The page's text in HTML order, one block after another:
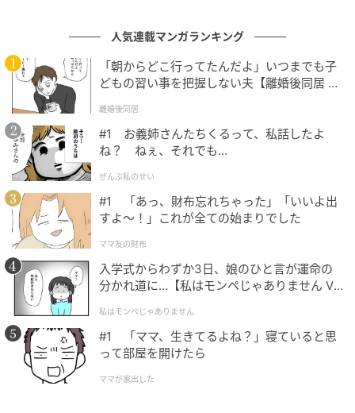
甘さも澄みも捨てた低い踏み込み
相川七瀬の睨みつけるような芯のある低めの声が、強
い圧の伴奏に飲み込まれずに乗ってくる。きれいに澄
ませる方向ではない。少しかすれて低く、地面を踏み
しめるように出てくる発声で、甘さで聴かせる気がま
ったくない。
リフと声がぶつかり合うあの並走を成立させているの
は、この発声の重心の低さだ。声がもう一段甘けれ
ば、伴奏に飲まれてしまう。もう一段澄んでいれば、
ぶつかり合いではなく上澄みのきれいな滑走になる。
踏み込む声だからこそ、リフと対等に渡り合える。
整える前に走り出してしまうような若さの熱が、曲の
人気連載マンガランキング
「朝からどこ行ってたんだよ」いつまでも子
どもの習い事を把握しない夫【離婚後同居 Vo
離婚後同居
#1 お義姉さんたちくるって、私話したよ
ね？ ねぇ、それでも…
ぜんぶ私のせい
#1 「あっ、財布忘れちゃった」「いいよ出
すよ〜！」これが全ての始まりでした
ママ友の財布
入学式からわずか3日、娘のひと言が運命の
分かれ道に…【私はモンペじゃありません Vo
私はモンペじゃありません
#1 「ママ、生きてるよね？」寝ていると思
って部屋を開けたら
ママが家出した